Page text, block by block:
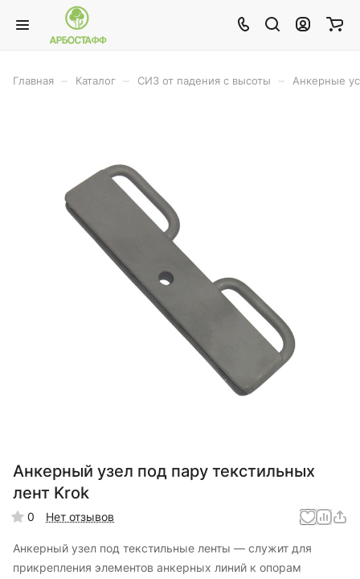
Главная Каталог СИЗ от падения с высоты Анкерные
Анкерный узел под пару текстильных
лент Krok
0 Нет отзывов
Анкерный узел под текстильные ленты — служит для
прикрепления элементов анкерных линий к опорам